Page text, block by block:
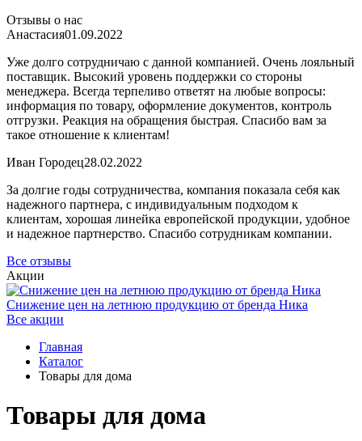
Отзывы о нас
Анастасия01.09.2022
Уже долго сотрудничаю с данной компанией. Очень лояльный
поставщик. Высокий уровень поддержки со стороны
менеджера. Всегда терпеливо ответят на любые вопросы:
информация по товару, оформление документов, контроль
отгрузки. Реакция на обращения быстрая. Спасибо вам за
такое отношение к клиентам!
Иван Городец28.02.2022
За долгие годы сотрудничества, компания показала себя как
надежного партнера, с индивидуальным подходом к
клиентам, хорошая линейка европейской продукции, удобное
и надежное партнерство. Спасибо сотрудникам компании.
Все отзывы
Акции
Снижение цен на летнюю продукцию от бренда Ника
Все акции
Главная
Каталог
Товары для дома
Товары для дома